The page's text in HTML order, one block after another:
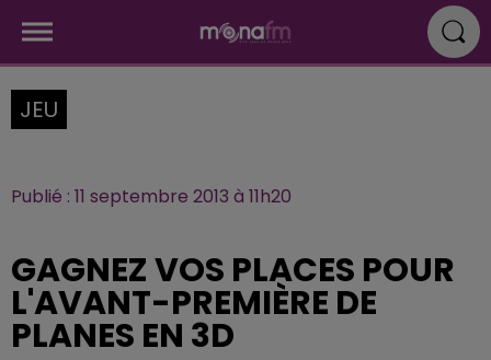
JEU
Publié : 11 septembre 2013 à 11h20
GAGNEZ VOS PLACES POUR
L'AVANT-PREMIÈRE DE
PLANES EN 3D